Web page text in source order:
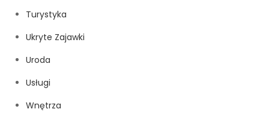
Turystyka
Ukryte Zajawki
Uroda
Usługi
Wnętrza